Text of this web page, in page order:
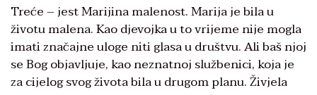
Treće – jest Marijina malenost. Marija je bila u
životu malena. Kao djevojka u to vrijeme nije mogla
imati značajne uloge niti glasa u društvu. Ali baš njoj
se Bog objavljuje, kao neznatnoj službenici, koja je
za cijelog svog života bila u drugom planu. Živjela